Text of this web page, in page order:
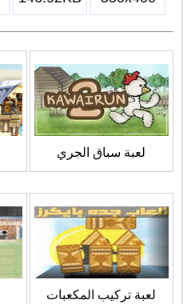
لعبة سباق الجري
لعبة تركيب المكعبات